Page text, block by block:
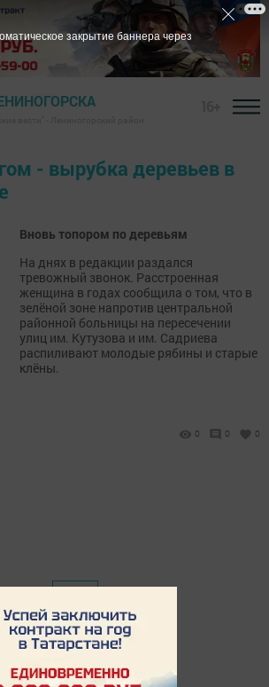
- вырубка деревьев в
Вновь топором по деревьям
На днях в редакции раздался
тревожный звонок. Расстроенная
женщина в годах сообщила о том, что в
зелёной зоне напротив центральной
районной больницы на пересечении
улиц им. Кутузова и им. Садриева
распиливают молодые рябины и старые
клёны.
0 0 0
закрытие баннера через